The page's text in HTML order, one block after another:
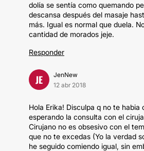
dolía se sentía como quemando
descansa después del masaje
más. Igual es normal que duela.
cantidad de morados jeje.
Responder
JE
JenNew
12 abr 2018
Hola Erika! Disculpa q no te habia
esperando la consulta con el
Cirujano no es obsesivo con el
que no te excedas (Yo la verdad
he seguido comiendo igual, sin